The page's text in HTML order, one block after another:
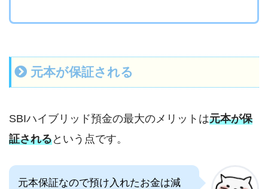
元本が保証される
SBIハイブリッド預金の最大のメリットは元本が保
証されるという点です。
元本保証なので預け入れたお金は減